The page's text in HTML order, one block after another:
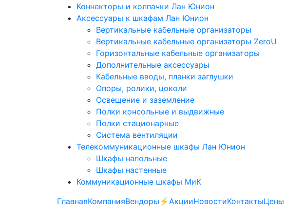
Коннекторы и колпачки Лан Юнион
Аксессуары к шкафам Лан Юнион
Вертикальные кабельные организаторы
Вертикальные кабельные организаторы ZeroU
Горизонтальные кабельные организаторы
Дополнительные аксессуары
Кабельные вводы, планки заглушки
Опоры, ролики, цоколи
Освещение и заземление
Полки консольные и выдвижные
Полки стационарные
Система вентиляции
Телекоммуникационные шкафы Лан Юнион
Шкафы напольные
Шкафы настенные
Коммуникационные шкафы МиК
ГлавнаяКомпанияВендоры ⚡️АкцииНовостиКонтактыЦены